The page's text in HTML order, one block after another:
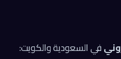
في السعودية والكويت: